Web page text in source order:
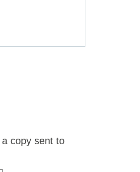
copy sent to